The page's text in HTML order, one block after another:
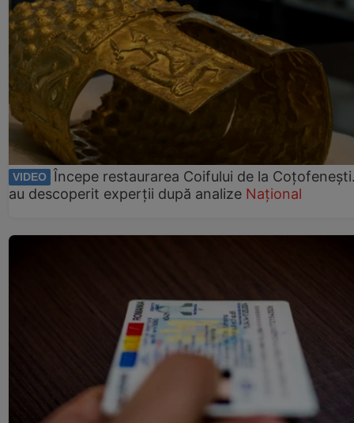
VIDEO Începe restaurarea Coifului de la
au descoperit experții după analize Național